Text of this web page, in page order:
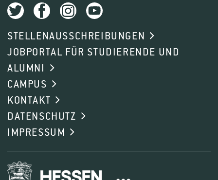
STELLENAUSSCHREIBUNGEN
JOBPORTAL FÜR STUDIERENDE UND
ALUMNI
CAMPUS
KONTAKT
DATENSCHUTZ
IMPRESSUM